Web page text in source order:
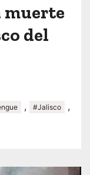
muerte
del
, #Jalisco ,